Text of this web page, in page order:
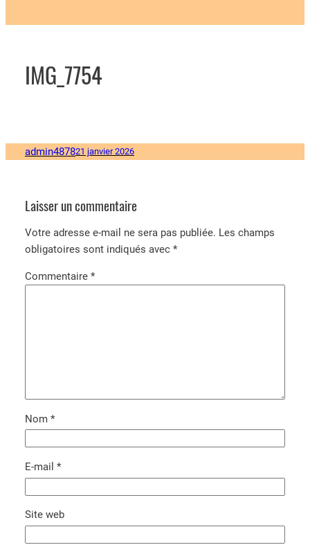
IMG_7754
admin487821 janvier 2026
Laisser un commentaire
Votre adresse e-mail ne sera pas publiée. Les champs
obligatoires sont indiqués avec *
Commentaire *
Nom *
E-mail *
Site web